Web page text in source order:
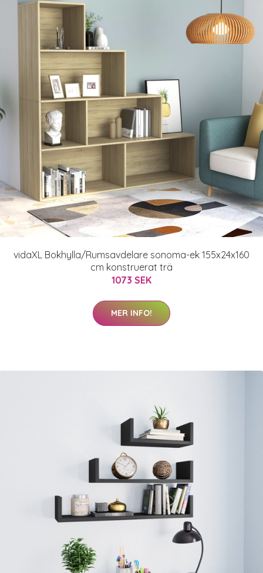
vidaXL Bokhylla/Rumsavdelare sonoma-ek 155x24x160
cm konstruerat trä
1073 SEK
MER INFO!